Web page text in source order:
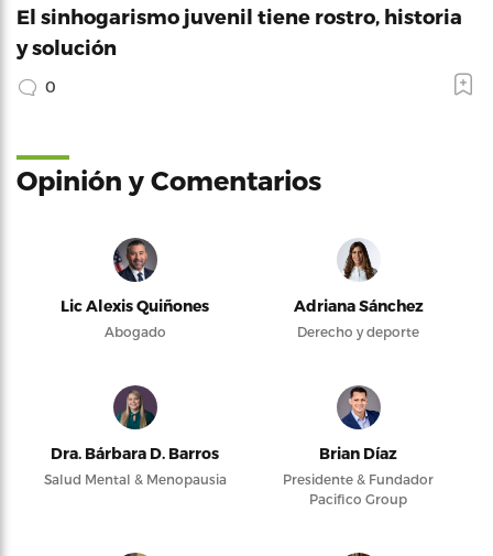
El sinhogarismo juvenil tiene rostro, historia
y solución
0
Opinión y Comentarios
Lic Alexis Quiñones
Abogado
Adriana Sánchez
Derecho y deporte
Dra. Bárbara D. Barros
Salud Mental & Menopausia
Brian Díaz
Presidente & Fundador
Pacifico Group